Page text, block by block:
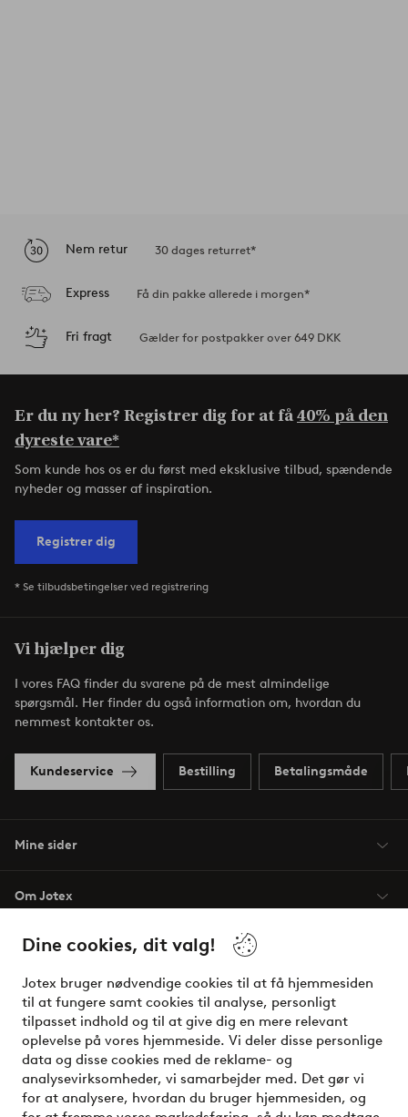
Dine cookies, dit valg!
Jotex bruger nødvendige cookies til at få hjemmesiden
til at fungere samt cookies til analyse, personligt
tilpasset indhold og til at give dig en mere relevant
oplevelse på vores hjemmeside. Vi deler disse personlige
data og disse cookies med de reklame- og
analysevirksomheder, vi samarbejder med. Det gør vi
for at analysere, hvordan du bruger hjemmesiden, og
Nem retur 30 dages returret*
Express Få din pakke allerede i morgen*
Fri fragt Gælder for postpakker over 649 DKK
Er du ny her? Registrer dig for at få40% på den
dyreste vare*
Som kunde hos os er du først med eksklusive tilbud, spændende
nyheder og masser af inspiration.
Registrer dig
* Se tilbudsbetingelser ved registrering
Vi hjælper dig
I vores FAQ finder du svarene på de mest almindelige
spørgsmål. Her finder du også information om, hvordan du
nemmest kontakter os.
Kundeservice Bestilling Betalingsmåde
Mine sider
Om Jotex
Vilkår
Venner
Sikre betalinger - betal nu eller del op
Vil du vide mere om vores betalingsmuligheder?